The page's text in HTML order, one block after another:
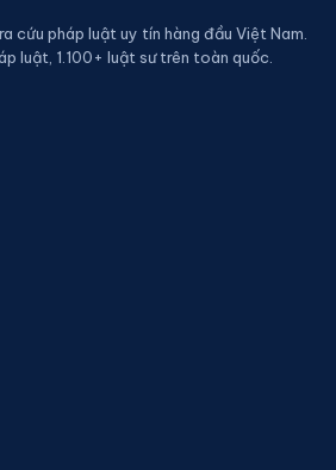
cứu pháp luật uy tín hàng đầu Việt Nam.
luật, 1.100+ luật sư trên toàn quốc.